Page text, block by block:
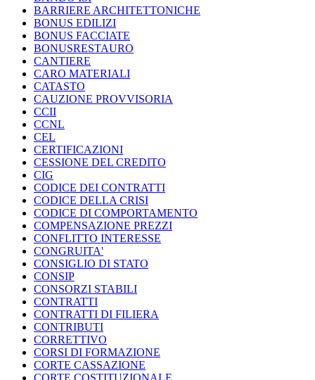
BARRIERE ARCHITETTONICHE
BONUS EDILIZI
BONUS FACCIATE
BONUSRESTAURO
CANTIERE
CARO MATERIALI
CATASTO
CAUZIONE PROVVISORIA
CCII
CCNL
CEL
CERTIFICAZIONI
CESSIONE DEL CREDITO
CIG
CODICE DEI CONTRATTI
CODICE DELLA CRISI
CODICE DI COMPORTAMENTO
COMPENSAZIONE PREZZI
CONFLITTO INTERESSE
CONGRUITA'
CONSIGLIO DI STATO
CONSIP
CONSORZI STABILI
CONTRATTI
CONTRATTI DI FILIERA
CONTRIBUTI
CORRETTIVO
CORSI DI FORMAZIONE
CORTE CASSAZIONE